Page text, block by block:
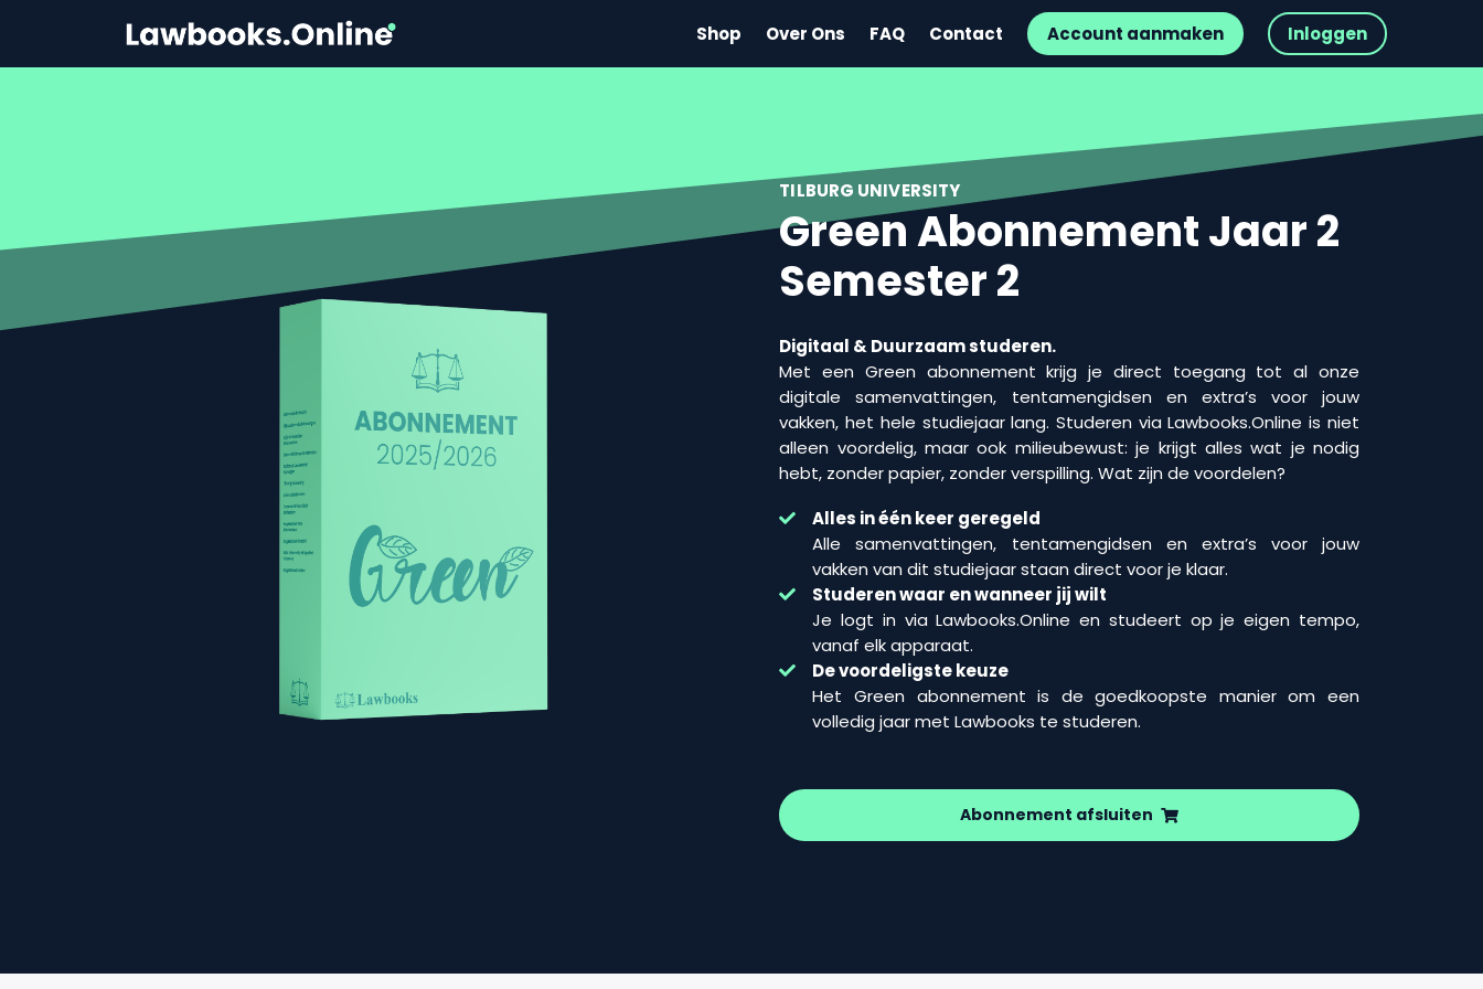
Shop Over Ons FAQ Contact Account aanmaken Inloggen
TILBURG UNIVERSITY
Green Abonnement Jaar 2
Semester 2
Digitaal & Duurzaam studeren.
Met een Green abonnement krijg je direct toegang tot al onze
digitale samenvattingen, tentamengidsen en extra’s voor jouw
vakken, het hele studiejaar lang. Studeren via Lawbooks.Online is niet
alleen voordelig, maar ook milieubewust: je krijgt alles wat je nodig
hebt, zonder papier, zonder verspilling. Wat zijn de voordelen?
Alles in één keer geregeld
Alle samenvattingen, tentamengidsen en extra’s voor jouw
vakken van dit studiejaar staan direct voor je klaar.
Studeren waar en wanneer jij wilt
Je logt in via Lawbooks.Online en studeert op je eigen tempo,
vanaf elk apparaat.
De voordeligste keuze
Het Green abonnement is de goedkoopste manier om een
volledig jaar met Lawbooks te studeren.
Abonnement afsluiten